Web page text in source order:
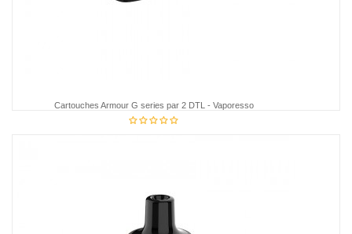
Cartouches Armour G series par 2 DTL - Vaporesso